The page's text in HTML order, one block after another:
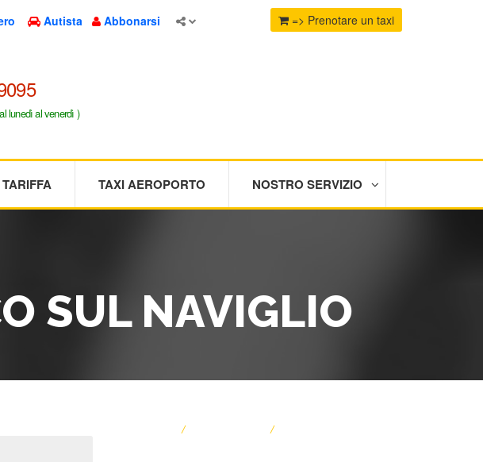
Autista Abbonarsi => Prenotare un taxi
lunedì al venerdì )
TARIFFA TAXI AEROPORTO NOSTRO SERVIZIO
SUL NAVIGLIO
/ /